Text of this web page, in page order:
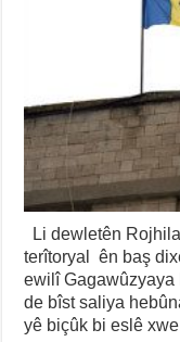
Li dewletên
terîtoryal ên baş
ewilî Gagawûzyaya
de bîst saliya
yê biçûk bi eslê